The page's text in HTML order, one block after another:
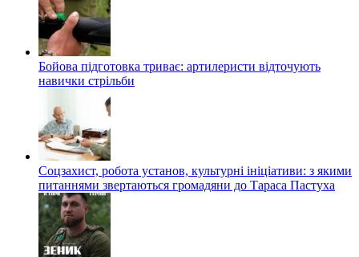
Бойова підготовка триває: артилеристи відточують
навички стрільби
Соцзахист, робота установ, культурні ініціативи: з якими
питаннями звертаються громадяни до Тараса Пастуха